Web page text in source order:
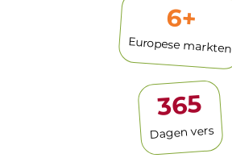
6+
Europese markten
365
Dagen vers